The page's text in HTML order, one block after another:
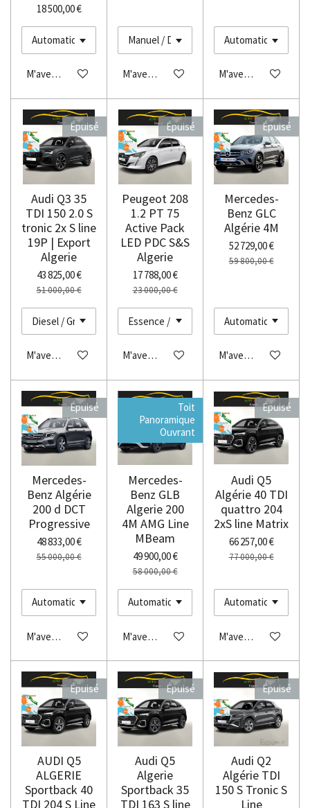
18 500,00 €
M'avertir si disponible M'avertir si disponible M'avertir si
Épuisé
Audi Q3 35
TDI 150 2.0 S
tronic 2x S line
19P | Export
Algerie
43 825,00 €
51 000,00 €
M'avertir si disponible
Épuisé
Peugeot 208
1.2 PT 75
Active Pack
LED PDC S&S
Algerie
17 788,00 €
23 000,00 €
M'avertir si disponible
Épuisé
Mercedes-
Benz GLC
Algérie 4M
52 729,00 €
59 800,00 €
M'avertir si
Épuisé
Mercedes-
Benz Algérie
200 d DCT
Progressive
48 833,00 €
55 000,00 €
M'avertir si disponible
Toit
Panoramique
Ouvrant
Mercedes-
Benz GLB
Algerie 200
4M AMG Line
MBeam
49 900,00 €
58 000,00 €
M'avertir si disponible
Épuisé
Audi Q5
Algérie 40 TDI
quattro 204
2xS line Matrix
66 257,00 €
77 000,00 €
M'avertir si
Épuisé
AUDI Q5
ALGERIE
Sportback 40
TDI 204 S Line
Épuisé
Audi Q5
Algerie
Sportback 35
TDI 163 S line
Épuisé
Audi Q2
Algérie TDI
150 S Tronic S
Line